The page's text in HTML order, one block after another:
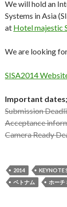
We will hold an
Systems in Asia
at Hotel majestic
We are looking
SISA2014
Important dates;
Submission
Acceptance
Camera Ready
2014 KEYNOTE
ベトナム
ホーチ